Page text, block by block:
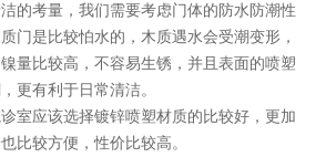
的考量，我们需要考虑门体的防水防潮性
门是比较怕水的，木质遇水会受潮变形，
量比较高，不容易生锈，并且表面的喷塑
更有利于日常清洁。
室应该选择镀锌喷塑材质的比较好，更加
比较方便，性价比较高。